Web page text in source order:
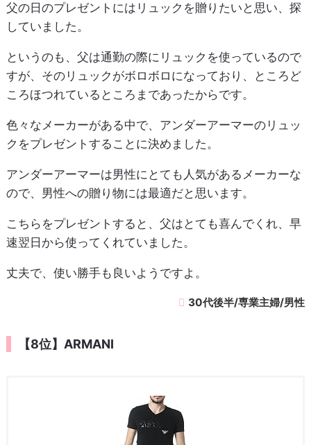
父の日のプレゼントにはリュックを贈りたいと思い、探
していました。
というのも、父は通勤の際にリュックを使っているので
すが、そのリュックがボロボロになっており、ところど
ころほつれているところまであったからです。
色々なメーカーがある中で、アンダーアーマーのリュッ
クをプレゼントすることに決めました。
アンダーアーマーは男性にとても人気があるメーカーな
ので、男性への贈り物には最適だと思います。
こちらをプレゼントすると、父はとても喜んでくれ、早
速翌日から使ってくれていました。
丈夫で、使い勝手も良いようですよ。
30代後半/専業主婦/男性
【8位】ARMANI